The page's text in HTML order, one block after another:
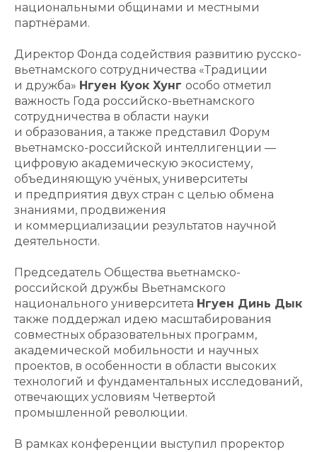
национальными общинами и местными
партнёрами.
Директор Фонда содействия развитию русско-
вьетнамского сотрудничества «Традиции
и дружба» Нгуен Куок Хунг особо отметил
важность Года российско-вьетнамского
сотрудничества в области науки
и образования, а также представил Форум
вьетнамско-российской интеллигенции —
цифровую академическую экосистему,
объединяющую учёных, университеты
и предприятия двух стран с целью обмена
знаниями, продвижения
и коммерциализации результатов научной
деятельности.
Председатель Общества вьетнамско-
российской дружбы Вьетнамского
национального университета Нгуен Динь Дык
также поддержал идею масштабирования
совместных образовательных программ,
академической мобильности и научных
проектов, в особенности в области высоких
технологий и фундаментальных исследований,
отвечающих условиям Четвертой
промышленной революции.
В рамках конференции выступил проректор